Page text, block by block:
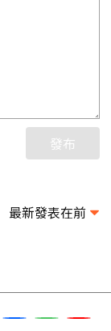
發布
最新發表在前